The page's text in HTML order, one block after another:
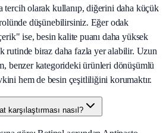
tercih olarak kullanıp, diğerini daha küçük
düşünebilirsiniz. Eğer odak
ise, besin kalite puanı daha yüksek
rutinde biraz daha fazla yer alabilir. Uzun
benzer kategorideki ürünleri dönüşümlü
hem de besin çeşitliliğini korumaktır.
karşılaştırması nasıl?